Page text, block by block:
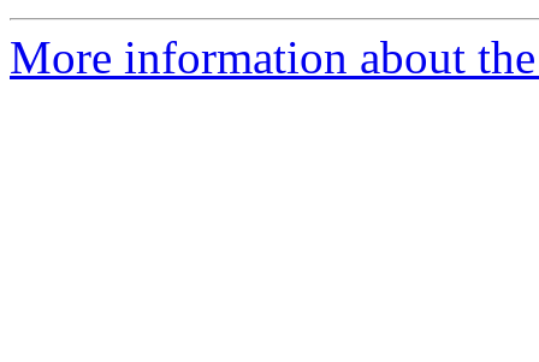
More information about